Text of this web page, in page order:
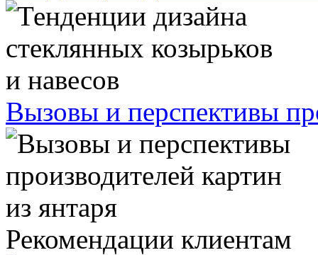
Вызовы и перспективы
Рекомендации клиентам